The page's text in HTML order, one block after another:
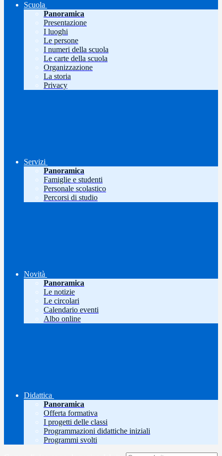
Scuola
Panoramica
Presentazione
I luoghi
Le persone
I numeri della scuola
Le carte della scuola
Organizzazione
La storia
Privacy
Servizi
Panoramica
Famiglie e studenti
Personale scolastico
Percorsi di studio
Novità
Panoramica
Le notizie
Le circolari
Calendario eventi
Albo online
Didattica
Panoramica
Offerta formativa
I progetti delle classi
Programmazioni didattiche iniziali
Programmi svolti